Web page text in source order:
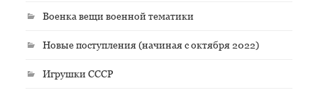
Военка вещи военной тематики
Новые поступления (начиная с октября 2022)
Игрушки СССР